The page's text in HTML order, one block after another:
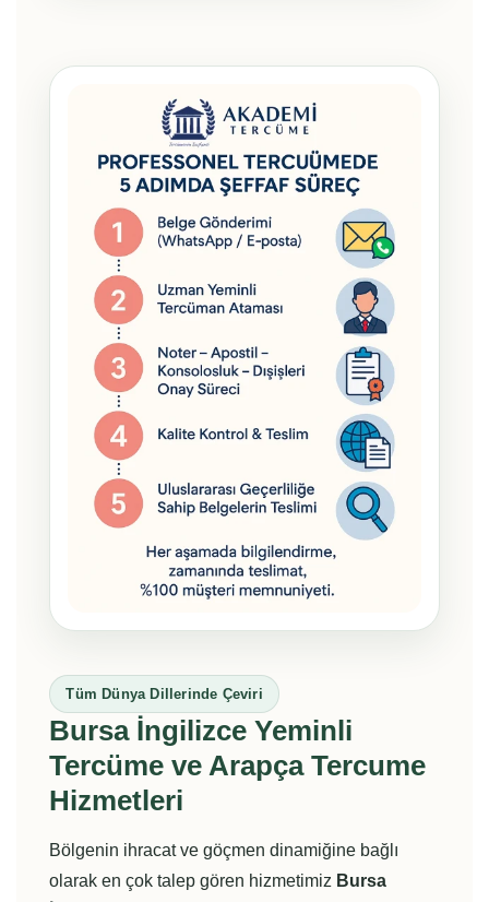
Tüm Dünya Dillerinde Çeviri
Bursa İngilizce Yeminli
Tercüme ve Arapça Tercume
Hizmetleri
Bölgenin ihracat ve göçmen dinamiğine bağlı
olarak en çok talep gören hizmetimiz Bursa